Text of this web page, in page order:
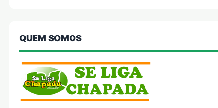
QUEM SOMOS